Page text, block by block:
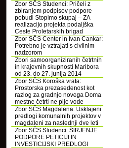
Zbor SČS Studenci: Pričeli z
zbiranjem podpisov podpore
pobudi Stopimo skupaj – ZA
realizacijo projekta podaljška
Ceste Proletarskih brigad
Zbor SČS Center in Ivan Cankar:
Potrebno je vztrajati s civilnim
nadzorom
Zbori samoorganiziranih četrtnih
in krajevnih skupnosti Maribora
od 23. do 27. junija 2014
Zbor SČS Koroška vrata:
Prostorska prezasedenost kot
razlog za gradnjo novega Doma
mestne četrti ne pije vode
Zbor SČS Magdalena: Usklajeni
predlogi komunalnih projektov v
magdaleni za naslednji dve leti
Zbor SČS Studenci: ŠIRJENJE
PODPORE PETICIJI IN
INVESTICIJSKI PREDLOGI